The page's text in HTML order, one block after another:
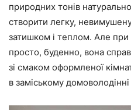
природних тонів
створити легку,
затишком і теплом. Але при
просто, буденно, вона
зі смаком оформленої
в заміському домоволодінні